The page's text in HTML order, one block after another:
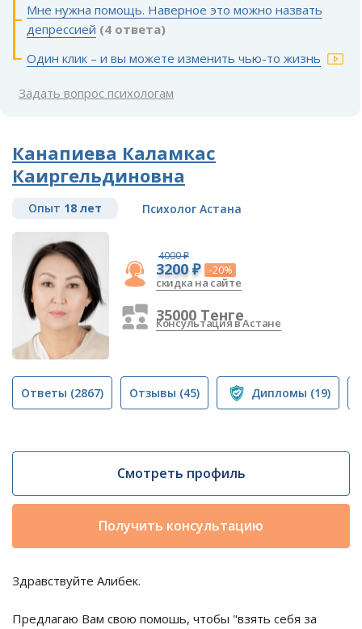
Мне нужна помощь. Наверное это можно назвать
депрессией (4 ответа)
Один клик – и вы можете изменить чью-то жизнь
Задать вопрос психологам
Канапиева Каламкас
Каиргельдиновна
Опыт 18 лет Психолог Астана
4000 ₽
3200 ₽ -20%
скидка на сайте
35000 Тенге
Консультация в Астане
Ответы (2867) Отзывы (45) Дипломы (19)
Смотреть профиль
Получить консультацию
Здравствуйте Алибек.
Предлагаю Вам свою помошь, чтобы "взять себя за